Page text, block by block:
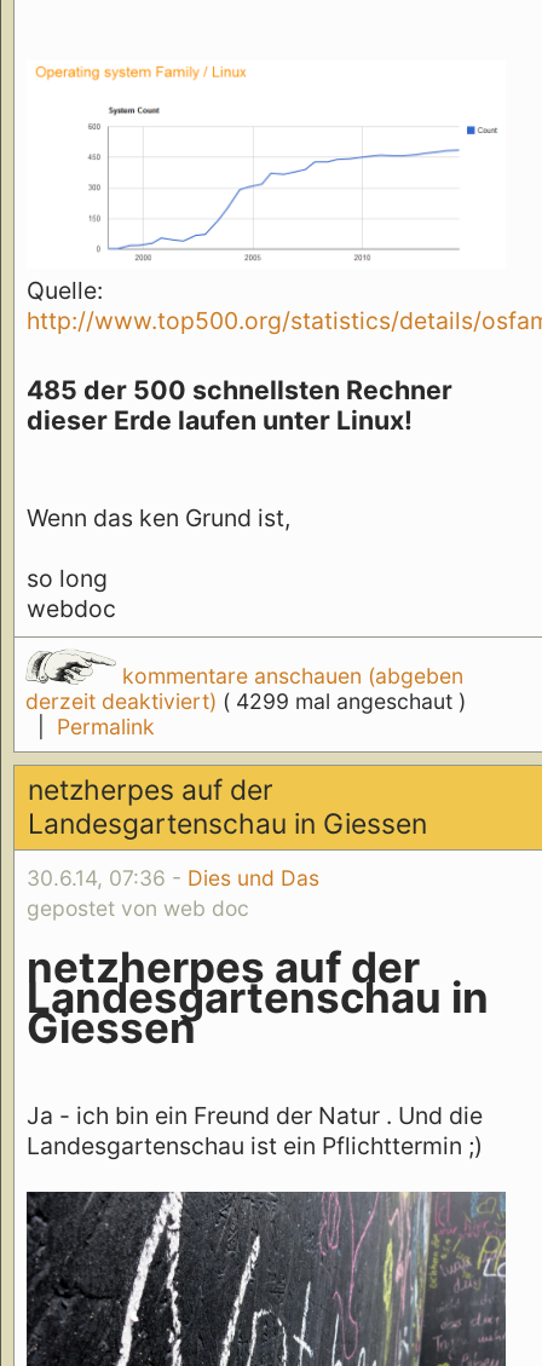
Quelle:
http://www.top500.org/statistics/details/
485 der 500 schnellsten Rechner
dieser Erde laufen unter Linux!
Wenn das ken Grund ist,
so long
webdoc
kommentare anschauen (abgeben
derzeit deaktiviert) ( 4299 mal angeschaut )
Permalink
netzherpes auf der
Landesgartenschau in Giessen
30.6.14, 07:36 - Dies und Das
gepostet von web doc
netzherpes auf der
Landesgartenschau in
Giessen
Ja - ich bin ein Freund der Natur . Und die
Landesgartenschau ist ein Pflichttermin ;)